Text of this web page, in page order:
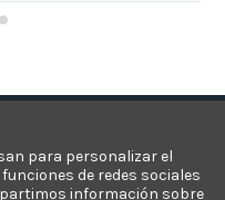
para personalizar el
de redes sociales
información sobre